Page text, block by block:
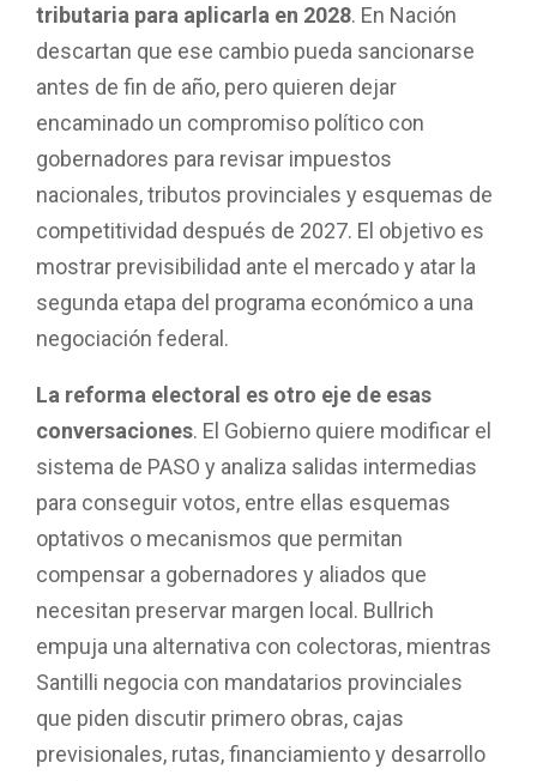
tributaria para aplicarla en 2028. En Nación
descartan que ese cambio pueda sancionarse
antes de fin de año, pero quieren dejar
encaminado un compromiso político con
gobernadores para revisar impuestos
nacionales, tributos provinciales y esquemas de
competitividad después de 2027. El objetivo es
mostrar previsibilidad ante el mercado y atar la
segunda etapa del programa económico a una
negociación federal.
La reforma electoral es otro eje de esas
conversaciones. El Gobierno quiere modificar el
sistema de PASO y analiza salidas intermedias
para conseguir votos, entre ellas esquemas
optativos o mecanismos que permitan
compensar a gobernadores y aliados que
necesitan preservar margen local. Bullrich
empuja una alternativa con colectoras, mientras
Santilli negocia con mandatarios provinciales
que piden discutir primero obras, cajas
previsionales, rutas, financiamiento y desarrollo